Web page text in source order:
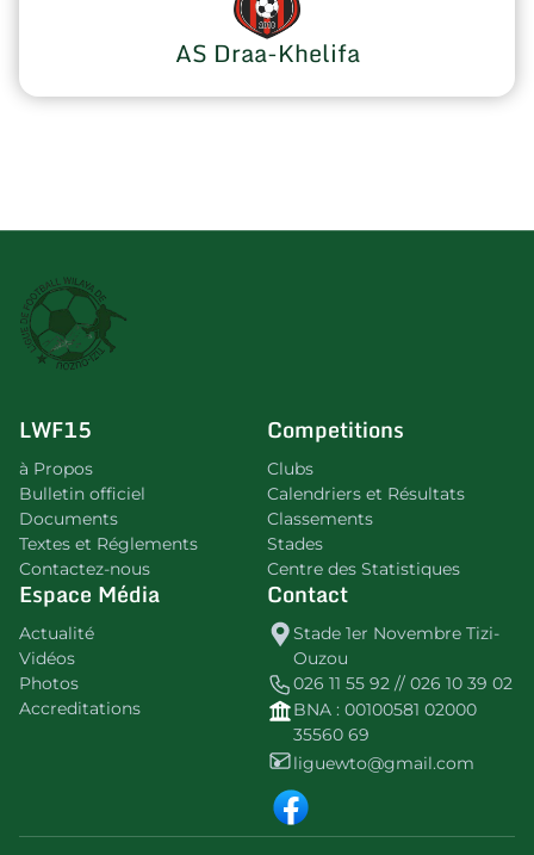
AS Draa-Khelifa
LWF15
à Propos
Bulletin officiel
Documents
Textes et Réglements
Contactez-nous
Competitions
Clubs
Calendriers et Résultats
Classements
Stades
Centre des Statistiques
Espace Média
Actualité
Vidéos
Photos
Accreditations
Contact
Stade 1er Novembre Tizi-
Ouzou
026 11 55 92 // 026 10 39 02
BNA : 00100581 02000
35560 69
liguewto@gmail.com